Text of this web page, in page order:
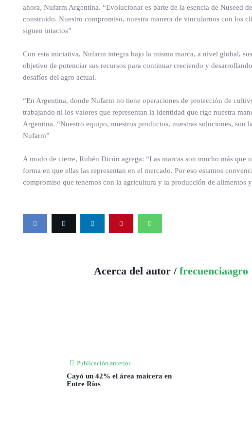
ahora, Nufarm Argentina. “Evolucionar es parte de la esencia de Nuseed
construido. Nuestro compromiso, nuestra manera de vincularnos con los
siguen intactos”
Con esta iniciativa, Nufarm integra bajo la misma marca, a nivel global,
objetivo de potenciar sus recursos para continuar creciendo y
desafíos del agro actual.
“En Argentina, donde Nufarm no tiene operaciones de protección de
trabajando ni los valores que representan la identidad que rige nuestra
Argentina. “Nuestro equipo, nuestros productos, nuestras soluciones, son
Nufarm”
A modo de cierre, Rubén Dicún agrega: “Las marcas son mucho más
forma en que ellas las representan en el mercado. Por eso estamos
compromiso que tenemos con la agricultura y la producción de alimentos
Acerca del autor / frecuenciaagro
Publicación anterior
Cayó un 42% el área maicera en
Entre Ríos